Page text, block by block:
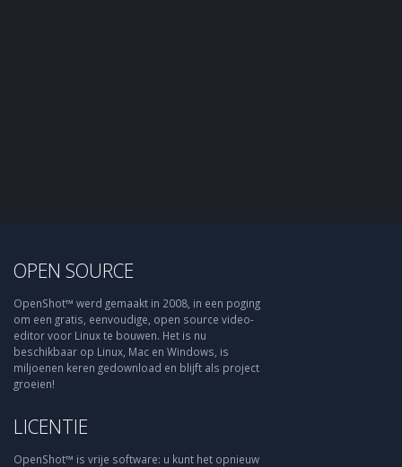
OPEN SOURCE
OpenShot™ werd gemaakt in 2008, in een poging
om een gratis, eenvoudige, open source video-
editor voor Linux te bouwen. Het is nu
beschikbaar op Linux, Mac en Windows, is
miljoenen keren gedownload en blijft als project
groeien!
LICENTIE
OpenShot™ is vrije software: u kunt het opnieuw